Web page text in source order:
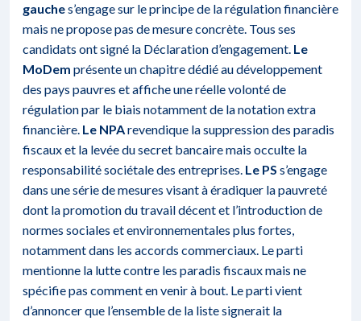
gauches’engage sur le principe de la régulation financière
mais ne propose pas de mesure concrète. Tous ses
candidats ont signé la Déclaration d’engagement. Le
MoDem présente un chapitre dédié au développement
des pays pauvres et affiche une réelle volonté de
régulation par le biais notamment de la notation extra
financière. Le NPArevendique la suppression des paradis
fiscaux et la levée du secret bancaire mais occulte la
responsabilité sociétale des entreprises. Le PS s’engage
dans une série de mesures visant à éradiquer la pauvreté
dont la promotion du travail décent et l’introduction de
normes sociales et environnementales plus fortes,
notamment dans les accords commerciaux. Le parti
mentionne la lutte contre les paradis fiscaux mais ne
spécifie pas comment en venir à bout. Le parti vient
d’annoncer que l’ensemble de la liste signerait la